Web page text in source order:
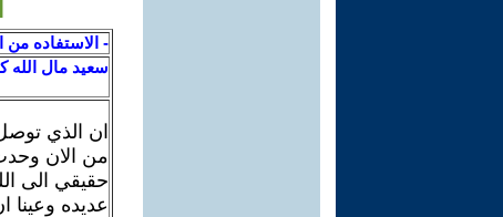
- الاستفاده
سعيد مال الله
ان الذي
من الان
حقيقي الى
عديده